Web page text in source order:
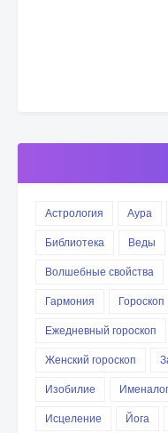
Астрология Аура
Библиотека
Веды
Волшебные свойства
Гармония
Гороскоп
Ежедневный гороскоп
Женский гороскоп
Изобилие
Исцеление
Йога